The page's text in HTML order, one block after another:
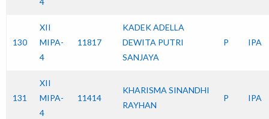
130
XII
MIPA-
4
11817
KADEK ADELLA
DEWITA PUTRI
SANJAYA
P IPA
131
XII
MIPA-
4
11414
KHARISMA SINANDHI
RAYHAN
P IPA